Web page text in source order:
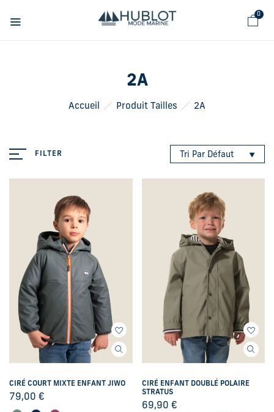
0
2A
Accueil Produit Tailles 2A
FILTER Tri Par Défaut
CIRÉ COURT MIXTE ENFANT JIWO
79,00 €
CIRÉ ENFANT DOUBLÉ POLAIRE
STRATUS
69,90 €
Panneau de gestion des cookies